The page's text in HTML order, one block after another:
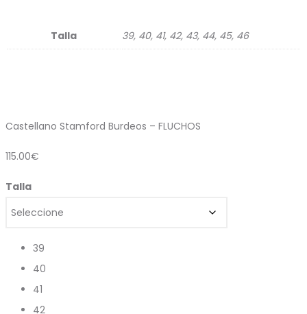
Talla 39, 40, 41, 42, 43, 44, 45, 46
Castellano Stamford Burdeos – FLUCHOS
115.00€
Talla
39
40
41
42